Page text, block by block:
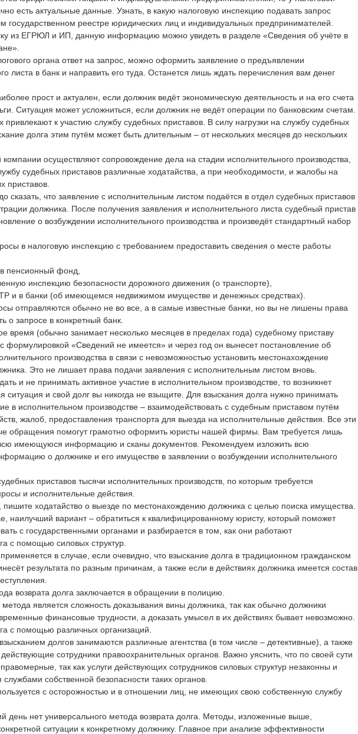
есть актуальные данные. Узнать, в какую налоговую инспекцию подавать запрос
государственном реестре юридических лиц и индивидуальных предпринимателей.
из ЕГРЮЛ и ИП, данную информацию можно увидеть в разделе «Сведения об учёте в
органа ответ на запрос, можно оформить заявление о предъявлении
листа в банк и направить его туда. Останется лишь ждать перечисления вам денег
прост и актуален, если должник ведёт экономическую деятельность и на его счета
Ситуация может усложниться, если должник не ведёт операции по банковским счетам.
привлекают к участию службу судебных приставов. В силу нагрузки на службу судебных
долга этим путём может быть длительным – от нескольких месяцев до нескольких
осуществляют сопровождение дела на стадии исполнительного производства,
судебных приставов различные ходатайства, а при необходимости, и жалобы на
приставов.
сказать, что заявление с исполнительным листом подаётся в отдел судебных приставов
должника. После получения заявления и исполнительного листа судебный пристав
о возбуждении исполнительного производства и произведёт стандартный набор
в налоговую инспекцию с требованием предоставить сведения о месте работы
пенсионный фонд,
инспекцию безопасности дорожного движения (о транспорте),
и в банки (об имеющемся недвижимом имуществе и денежных средствах).
отправляются обычно не во все, а в самые известные банки, но вы не лишены права
о запросе в конкретный банк.
время (обычно занимает несколько месяцев в пределах года) судебному приставу
формулировкой «Сведений не имеется» и через год он вынесет постановление об
производства в связи с невозможностью установить местонахождение
Это не лишает права подачи заявления с исполнительным листом вновь.
и не принимать активное участие в исполнительном производстве, то возникнет
ситуация и свой долг вы никогда не взыщите. Для взыскания долга нужно принимать
в исполнительном производстве – взаимодействовать с судебным приставом путём
жалоб, предоставления транспорта для выезда на исполнительные действия. Все эти
обращения помогут грамотно оформить юристы нашей фирмы. Вам требуется лишь
имеющуюся информацию и сканы документов. Рекомендуем изложить всю
о должнике и его имуществе в заявлении о возбуждении исполнительного
приставов тысячи исполнительных производств, по которым требуется
и исполнительные действия.
ходатайство о выезде по местонахождению должника с целью поиска имущества.
наилучший вариант – обратиться к квалифицированному юристу, который поможет
с государственными органами и разбирается в том, как они работают
с помощью силовых структур.
в случае, если очевидно, что взыскание долга в традиционном гражданском
результата по разным причинам, а также если в действиях должника имеется состав
возврата долга заключается в обращении в полицию.
является сложность доказывания вины должника, так как обычно должники
финансовые трудности, а доказать умысел в их действиях бывает невозможно.
с помощью различных организаций.
долгов занимаются различные агентства (в том числе – детективные), а также
сотрудники правоохранительных органов. Важно уяснить, что по своей сути
так как услуги действующих сотрудников силовых структур незаконны и
собственной безопасности таких органов.
с осторожностью и в отношении лиц, не имеющих свою собственную службу
день нет универсального метода возврата долга. Методы, изложенные выше,
ситуации к конкретному должнику. Главное при анализе эффективности